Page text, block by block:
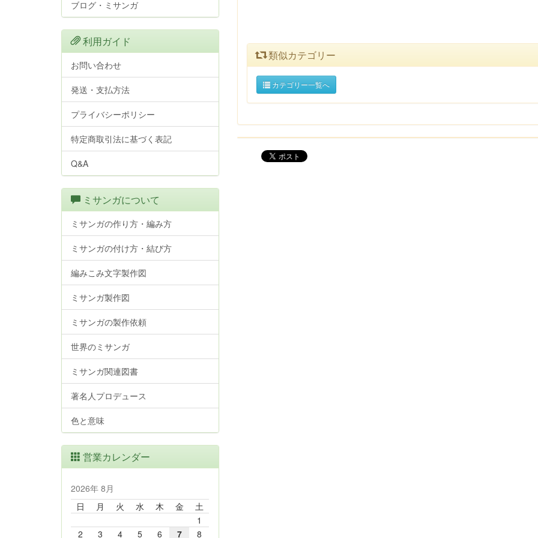
類似カテゴリー
カテゴリー一覧へ
ブログ・ミサンガ
利用ガイド
お問い合わせ
発送・支払方法
プライバシーポリシー
特定商取引法に基づく表記
Q&A
ミサンガについて
ミサンガの作り方・編み方
ミサンガの付け方・結び方
編みこみ文字製作図
ミサンガ製作図
ミサンガの製作依頼
世界のミサンガ
ミサンガ関連図書
著名人プロデュース
色と意味
営業カレンダー
2026年 8月
日
月 火 水 木 金
土
1
2
3 4 5 6 7 8